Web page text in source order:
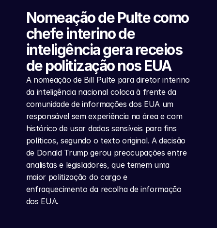
Nomeação de Pulte como
chefe interino de
inteligência gera receios
de politização nos EUA
A nomeação de Bill Pulte para diretor interino
da inteligência nacional coloca à frente da
comunidade de informações dos EUA um
responsável sem experiência na área e com
histórico de usar dados sensíveis para fins
políticos, segundo o texto original. A decisão
de Donald Trump gerou preocupações entre
analistas e legisladores, que temem uma
maior politização do cargo e
enfraquecimento da recolha de informação
dos EUA.